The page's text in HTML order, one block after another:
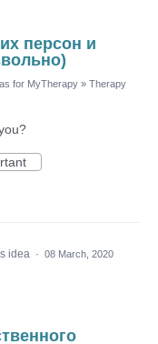
персон и
for MyTherapy » Therapy
idea · 08 March, 2020